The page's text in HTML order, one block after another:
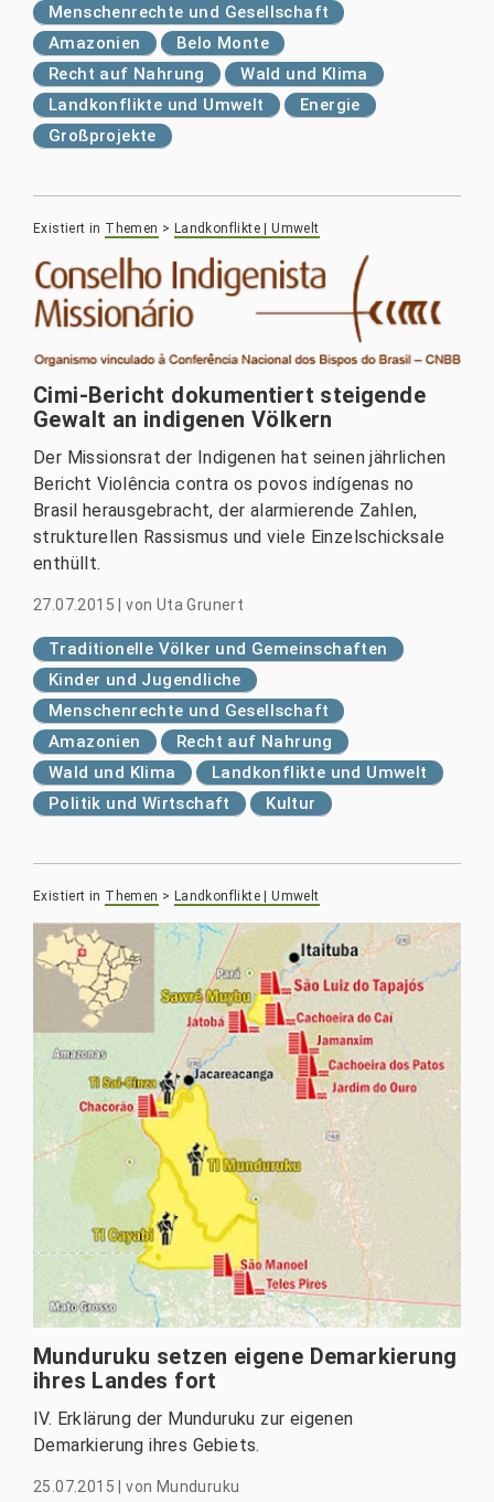
Menschenrechte und Gesellschaft
Amazonien
Belo Monte
Recht auf Nahrung
Wald und Klima
Landkonflikte und Umwelt
Energie
Großprojekte
Existiert in Themen > Landkonflikte | Umwelt
Cimi-Bericht dokumentiert steigende
Gewalt an indigenen Völkern
Der Missionsrat der Indigenen hat seinen jährlichen
Bericht Violência contra os povos indígenas no
Brasil herausgebracht, der alarmierende Zahlen,
strukturellen Rassismus und viele Einzelschicksale
enthüllt.
27.07.2015 |von Uta Grunert
Traditionelle Völker und Gemeinschaften
Kinder und Jugendliche
Menschenrechte und Gesellschaft
Amazonien
Recht auf Nahrung
Wald und Klima
Landkonflikte und Umwelt
Politik und Wirtschaft
Kultur
Existiert in Themen > Landkonflikte | Umwelt
Munduruku setzen eigene Demarkierung
ihres Landes fort
IV. Erklärung der Munduruku zur eigenen
Demarkierung ihres Gebiets.
25.07.2015|von Munduruku